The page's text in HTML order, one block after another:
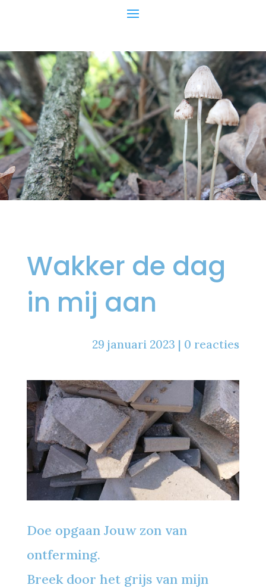
Wakker de dag
in mij aan
29 januari 2023 | 0 reacties
Doe opgaan Jouw zon van
ontferming.
Breek door het grijs van mijn